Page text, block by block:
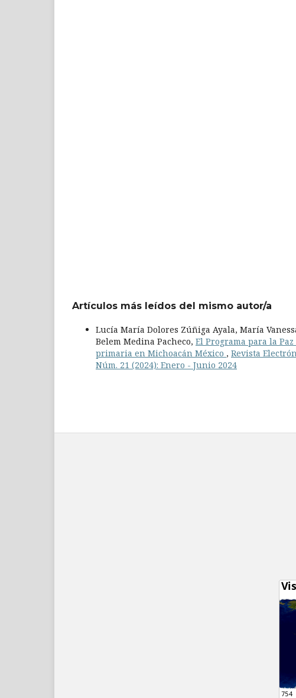
Artículos más leídos del mismo autor/a
Lucía María Dolores Zúñiga Ayala, María
Belem Medina Pacheco, El Programa para la
primaria en Michoacán México , Revista
Núm. 21 (2024): Enero - Junio 2024